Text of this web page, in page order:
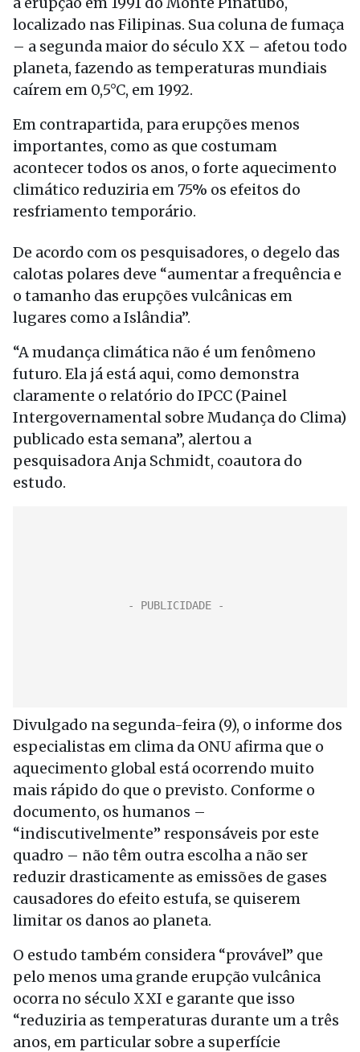
localizado nas Filipinas. Sua coluna de fumaça
– a segunda maior do século XX – afetou todo
planeta, fazendo as temperaturas mundiais
caírem em 0,5°C, em 1992.
Em contrapartida, para erupções menos
importantes, como as que costumam
acontecer todos os anos, o forte aquecimento
climático reduziria em 75% os efeitos do
resfriamento temporário.
De acordo com os pesquisadores, o degelo das
calotas polares deve “aumentar a frequência e
o tamanho das erupções vulcânicas em
lugares como a Islândia”.
“A mudança climática não é um fenômeno
futuro. Ela já está aqui, como demonstra
claramente o relatório do IPCC (Painel
Intergovernamental sobre Mudança do Clima)
publicado esta semana”, alertou a
pesquisadora Anja Schmidt, coautora do
estudo.
Divulgado na segunda-feira (9), o informe dos
especialistas em clima da ONU afirma que o
aquecimento global está ocorrendo muito
mais rápido do que o previsto. Conforme o
documento, os humanos –
“indiscutivelmente” responsáveis por este
quadro – não têm outra escolha a não ser
reduzir drasticamente as emissões de gases
causadores do efeito estufa, se quiserem
limitar os danos ao planeta.
O estudo também considera “provável” que
pelo menos uma grande erupção vulcânica
ocorra no século XXI e garante que isso
“reduziria as temperaturas durante um a três
anos, em particular sobre a superfície